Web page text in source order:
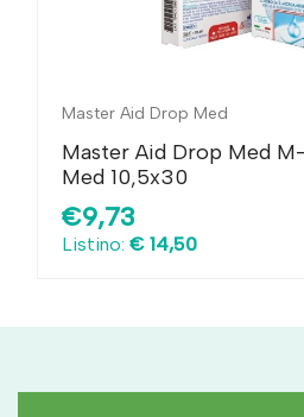
Master Aid Drop Med
Master Aid Drop Med
Med 10,5x30
€9,73
Listino: € 14,50